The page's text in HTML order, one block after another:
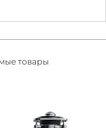
товары